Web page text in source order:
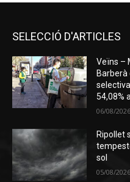
SELECCIÓ D'ARTICLES
Veïns –
Barberà
54,08%
06/08/2026
Ripollet
sol
05/08/2026